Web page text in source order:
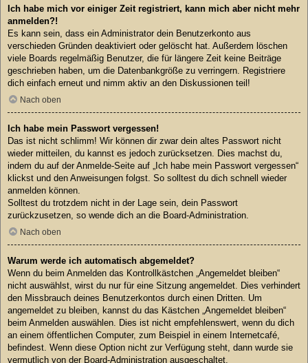
Ich habe mich vor einiger Zeit registriert, kann mich aber nicht mehr
anmelden?!
Es kann sein, dass ein Administrator dein Benutzerkonto aus
verschieden Gründen deaktiviert oder gelöscht hat. Außerdem löschen
viele Boards regelmäßig Benutzer, die für längere Zeit keine Beiträge
geschrieben haben, um die Datenbankgröße zu verringern. Registriere
dich einfach erneut und nimm aktiv an den Diskussionen teil!
Nach oben
Ich habe mein Passwort vergessen!
Das ist nicht schlimm! Wir können dir zwar dein altes Passwort nicht
wieder mitteilen, du kannst es jedoch zurücksetzen. Dies machst du,
indem du auf der Anmelde-Seite auf „Ich habe mein Passwort vergessen“
klickst und den Anweisungen folgst. So solltest du dich schnell wieder
anmelden können.
Solltest du trotzdem nicht in der Lage sein, dein Passwort
zurückzusetzen, so wende dich an die Board-Administration.
Nach oben
Warum werde ich automatisch abgemeldet?
Wenn du beim Anmelden das Kontrollkästchen „Angemeldet bleiben“
nicht auswählst, wirst du nur für eine Sitzung angemeldet. Dies verhindert
den Missbrauch deines Benutzerkontos durch einen Dritten. Um
angemeldet zu bleiben, kannst du das Kästchen „Angemeldet bleiben“
beim Anmelden auswählen. Dies ist nicht empfehlenswert, wenn du dich
an einem öffentlichen Computer, zum Beispiel in einem Internetcafé,
befindest. Wenn diese Option nicht zur Verfügung steht, dann wurde sie
vermutlich von der Board-Administration ausgeschaltet.